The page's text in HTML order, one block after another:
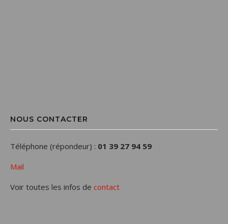
NOUS CONTACTER
Téléphone (répondeur) : 01 39 27 94 59
Mail
Voir toutes les infos de contact